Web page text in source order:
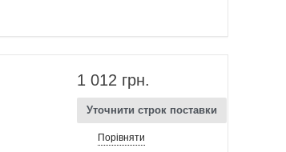
1 012 грн.
Уточнити строк поставки
Порівняти